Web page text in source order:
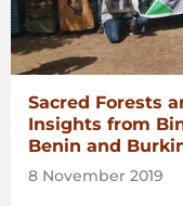
Sacred Forests
Insights from
Benin and
8 November 2019